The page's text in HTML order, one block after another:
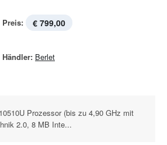
Preis: € 799,00
Händler: Berlet
Prozessor (bis zu 4,90 GHz mit
2.0, 8 MB Inte...